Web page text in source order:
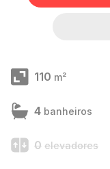
110 m²
4 banheiros
0 elevadores